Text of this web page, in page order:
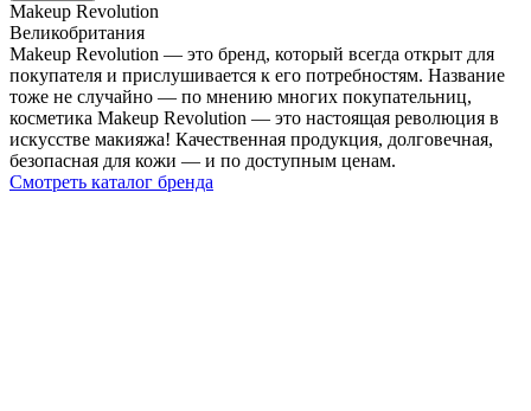
Makeup Revolution
Великобритания
Makeup Revolution — это бренд, который всегда открыт для
покупателя и прислушивается к его потребностям. Название
тоже не случайно — по мнению многих покупательниц,
косметика Makeup Revolution — это настоящая революция в
искусстве макияжа! Качественная продукция, долговечная,
безопасная для кожи — и по доступным ценам.
Смотреть каталог бренда